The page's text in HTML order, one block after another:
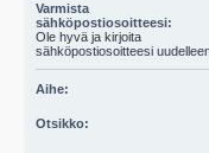
Varmista
sähköpostiosoitteesi:
Ole hyvä ja kirjoita
sähköpostiosoitteesi
Aihe:
Otsikko: